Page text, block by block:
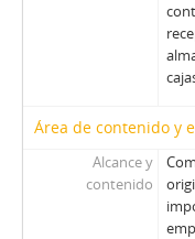
Área de contenido y
Alcance y
contenido